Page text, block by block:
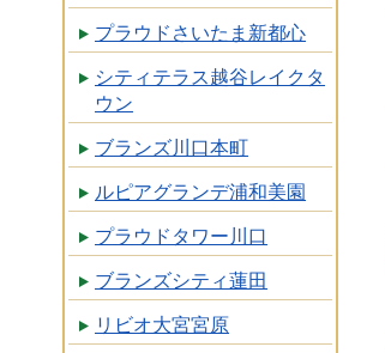
プラウドさいたま新都心
シティテラス越谷レイクタ
ウン
ブランズ川口本町
ルピアグランデ浦和美園
プラウドタワー川口
ブランズシティ蓮田
リビオ大宮宮原